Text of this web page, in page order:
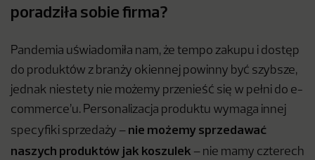
poradziła sobie firma?
Pandemia uświadomiła nam, że tempo zakupu i dostęp
do produktów z branży okiennej powinny być szybsze,
jednak niestety nie możemy przenieść się w pełni do e-
commerce’u. Personalizacja produktu wymaga innej
specyfiki sprzedaży – nie możemy sprzedawać
naszych produktów jak koszulek – nie mamy czterech